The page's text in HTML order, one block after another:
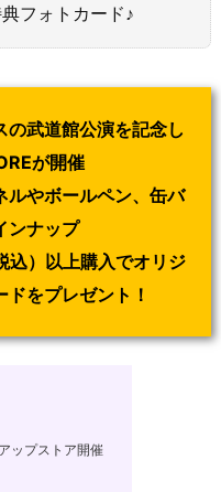
フォトカード♪
の武道館公演を記念し
が開催
ルやボールペン、缶バ
ンナップ
込）以上購入でオリジ
をプレゼント！
ップストア開催